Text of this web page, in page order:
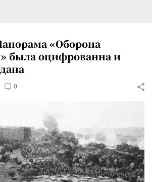
«Оборона
была оцифрованна и
0